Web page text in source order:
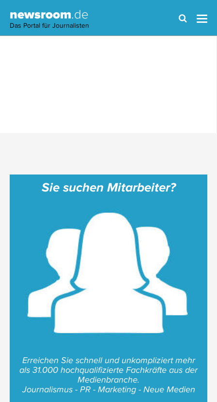
newsroom.de
Das Portal für Journalisten
Sie suchen Mitarbeiter?
Erreichen Sie schnell und unkompliziert mehr
als 31.000 hochqualifizierte Fachkräfte aus der
Medienbranche.
Journalismus - PR - Marketing - Neue Medien